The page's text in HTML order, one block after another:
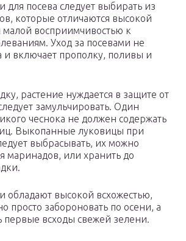
посева следует выбирать из
которые отличаются высокой
восприимчивостью к
Уход за посевами не
и включает прополку, поливы и
растение нуждается в защите от
замульчировать. Один
чеснока не должен содержать
Выкопанные луковицы при
выбрасывать, их можно
маринадов, или хранить до
обладают высокой всхожестью,
просто забороновать по осени, а
первые всходы свежей зелени.